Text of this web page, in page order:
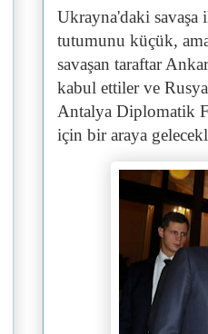
Ukrayna'daki
tutumunu küçük,
savaşan taraftar
kabul ettiler ve
Antalya Diplomatik
için bir araya